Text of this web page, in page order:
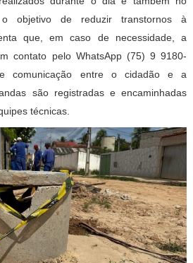
objetivo de reduzir transtornos à
que, em caso de necessidade, a
contato pelo WhatsApp (75) 9 9180-
comunicação entre o cidadão e a
são registradas e encaminhadas
técnicas.